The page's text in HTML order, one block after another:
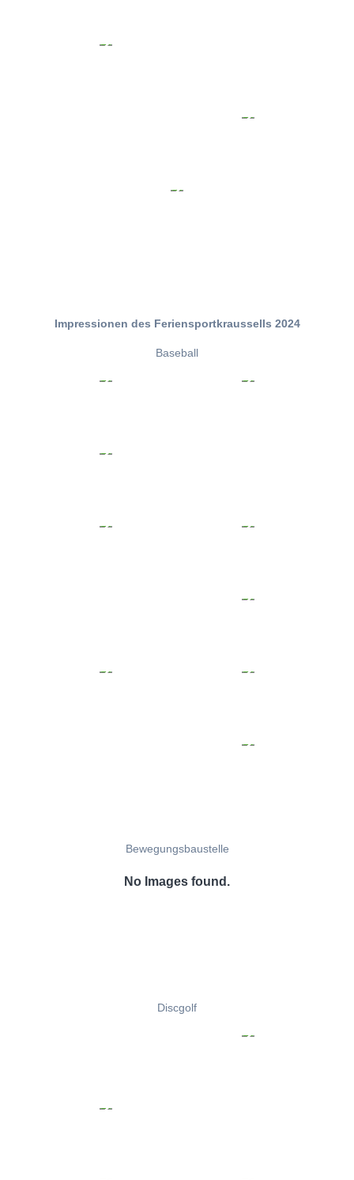
Impressionen des Feriensportkraussells 2024
Baseball
Bewegungsbaustelle
No Images found.
Discgolf